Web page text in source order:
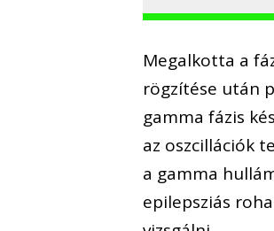
Megalkotta a
rögzítése után
gamma fázis
az oszcillációk
a gamma
epilepsziás